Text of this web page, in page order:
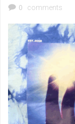
0
comments